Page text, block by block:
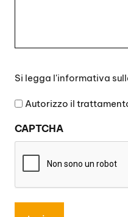
legga
l'informativa
privacy
Si legga l'informativa
Autorizzo il
CAPTCHA